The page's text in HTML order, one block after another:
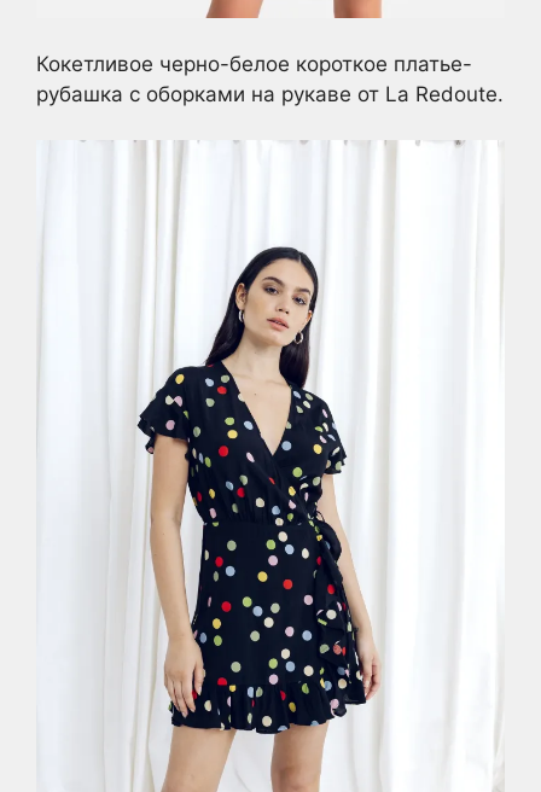
Кокетливое черно-белое короткое платье-
рубашка с оборками на рукаве от La Redoute.